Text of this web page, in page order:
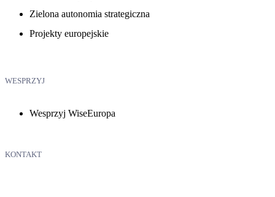
Zielona autonomia strategiczna
Projekty europejskie
WESPRZYJ
Wesprzyj WiseEuropa
KONTAKT